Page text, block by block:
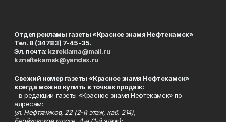
Отдел рекламы газеты «Красное знамя Нефтекамск»
Тел. 8 (34783) 7-45-35.
Эл. почта: kzreklama@mail.ru
kzneftekamsk@yandex.ru
Свежий номер газеты «Красное знамя Нефтекамск»
всегда можно купить в точках продаж:
- в редакции газеты «Красное знамя Нефтекамск» по
адресам:
ул. Нефтяников, 22 (2-й этаж, каб. 214),